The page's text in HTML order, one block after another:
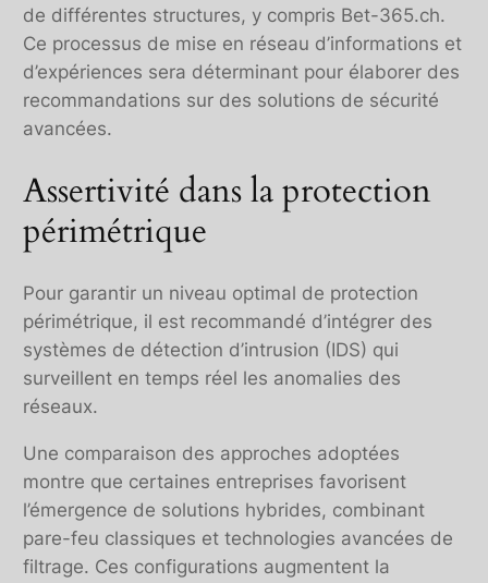
de différentes structures, y compris Bet-365.ch.
Ce processus de mise en réseau d’informations et
d’expériences sera déterminant pour élaborer des
recommandations sur des solutions de sécurité
avancées.
Assertivité dans la protection
périmétrique
Pour garantir un niveau optimal de protection
périmétrique, il est recommandé d’intégrer des
systèmes de détection d’intrusion (IDS) qui
surveillent en temps réel les anomalies des
réseaux.
Une comparaison des approches adoptées
montre que certaines entreprises favorisent
l’émergence de solutions hybrides, combinant
pare-feu classiques et technologies avancées de
filtrage. Ces configurations augmentent la